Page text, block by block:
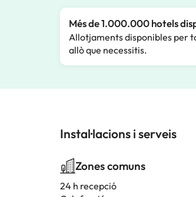
Més de 1.000.000 hotels
Allotjaments disponibles per
allò que necessitis.
Instal·lacions i serveis
Zones comuns
24 h recepció